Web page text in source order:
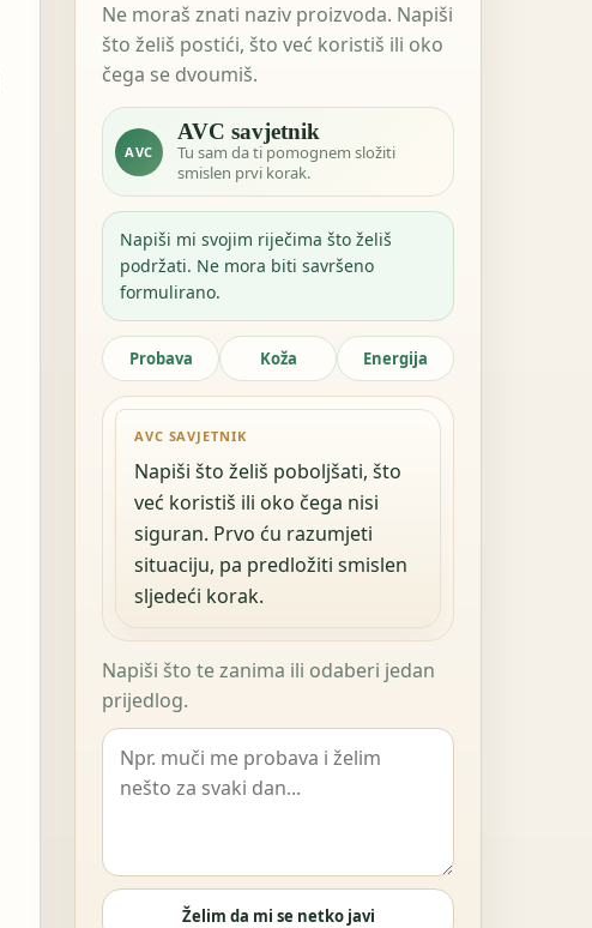
Ne moraš znati naziv proizvoda. Napiši
što želiš postići, što već koristiš ili oko
čega se dvoumiš.
AVC
AVC savjetnik
Tu sam da ti pomognem složiti
smislen prvi korak.
Napiši mi svojim riječima što želiš
podržati. Ne mora biti savršeno
formulirano.
Probava Koža Energija
AVC SAVJETNIK
Napiši što želiš poboljšati, što
već koristiš ili oko čega nisi
siguran. Prvo ću razumjeti
situaciju, pa predložiti smislen
sljedeći korak.
Napiši što te zanima ili odaberi jedan
prijedlog.
Želim da mi se netko javi